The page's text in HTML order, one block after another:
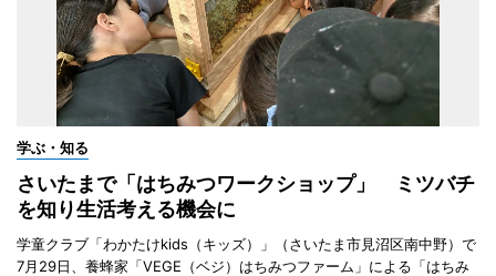
学ぶ・知る
さいたまで「はちみつワークショップ」 ミツバチ
を知り生活考える機会に
学童クラブ「わかたけkids（キッズ）」（さいたま市見沼区南中野）で
7月29日、養蜂家「VEGE（ベジ）はちみつファーム」による「はちみ